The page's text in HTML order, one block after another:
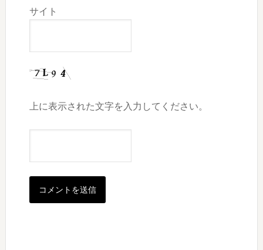
サイト
上に表示された文字を入力してください。